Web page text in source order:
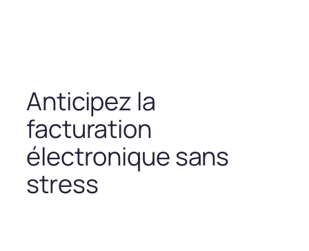
Anticipez la
facturation
électronique sans
stress